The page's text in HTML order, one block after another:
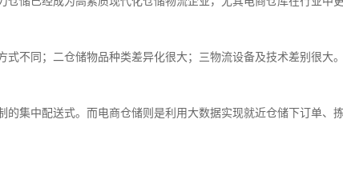
不同；二仓储物品种类差异化很大；三物流设备及技术差别很大。
的集中配送式。而电商仓储则是利用大数据实现就近仓储下订单、